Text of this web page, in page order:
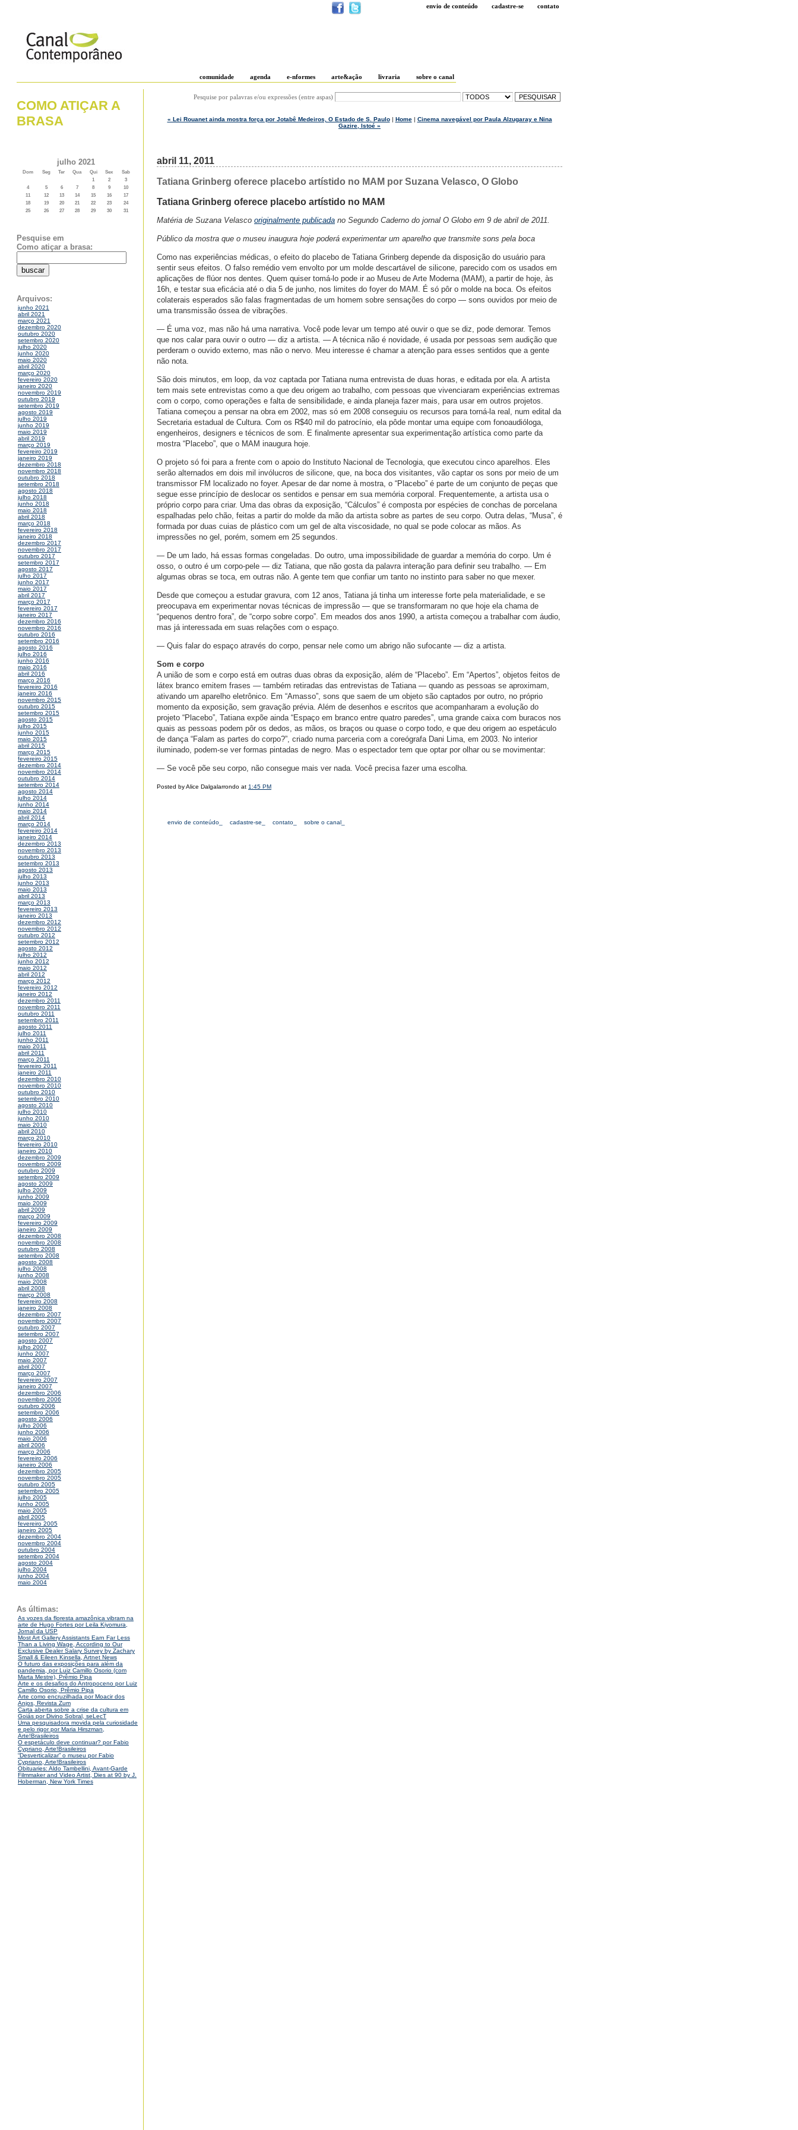
envio de conteúdo cadastre-se contato
comunidade agenda e-nformes arte&ação livraria sobre o canal
COMO ATIÇAR A
BRASA
julho 2021
Dom Seg Ter Qua Qui Sex
Sab
1
2
3
4
5 6 7 8 9
10
11
12 13 14 15 16
17
18
19 20 21 22 23
24
25
26 27 28 29 30 31
Pesquise em
Como atiçar a brasa:
Arquivos:
junho 2021
abril 2021
março 2021
dezembro 2020
outubro 2020
setembro 2020
julho 2020
junho 2020
maio 2020
abril 2020
março 2020
fevereiro 2020
janeiro 2020
novembro 2019
outubro 2019
setembro 2019
agosto 2019
julho 2019
junho 2019
maio 2019
abril 2019
março 2019
fevereiro 2019
janeiro 2019
dezembro 2018
novembro 2018
outubro 2018
setembro 2018
agosto 2018
julho 2018
junho 2018
maio 2018
abril 2018
março 2018
fevereiro 2018
janeiro 2018
dezembro 2017
novembro 2017
outubro 2017
setembro 2017
agosto 2017
julho 2017
junho 2017
maio 2017
abril 2017
março 2017
fevereiro 2017
janeiro 2017
dezembro 2016
novembro 2016
outubro 2016
setembro 2016
agosto 2016
julho 2016
junho 2016
maio 2016
abril 2016
março 2016
fevereiro 2016
janeiro 2016
novembro 2015
outubro 2015
setembro 2015
agosto 2015
julho 2015
junho 2015
maio 2015
abril 2015
março 2015
fevereiro 2015
dezembro 2014
novembro 2014
outubro 2014
setembro 2014
agosto 2014
julho 2014
junho 2014
maio 2014
abril 2014
março 2014
fevereiro 2014
janeiro 2014
dezembro 2013
novembro 2013
outubro 2013
setembro 2013
agosto 2013
julho 2013
junho 2013
maio 2013
abril 2013
março 2013
fevereiro 2013
janeiro 2013
dezembro 2012
novembro 2012
outubro 2012
setembro 2012
agosto 2012
julho 2012
junho 2012
maio 2012
abril 2012
março 2012
fevereiro 2012
janeiro 2012
dezembro 2011
novembro 2011
outubro 2011
setembro 2011
agosto 2011
julho 2011
junho 2011
maio 2011
abril 2011
março 2011
fevereiro 2011
janeiro 2011
dezembro 2010
novembro 2010
outubro 2010
setembro 2010
agosto 2010
julho 2010
junho 2010
maio 2010
abril 2010
março 2010
fevereiro 2010
janeiro 2010
dezembro 2009
novembro 2009
outubro 2009
setembro 2009
agosto 2009
julho 2009
junho 2009
maio 2009
abril 2009
março 2009
fevereiro 2009
janeiro 2009
dezembro 2008
novembro 2008
outubro 2008
setembro 2008
agosto 2008
julho 2008
junho 2008
maio 2008
abril 2008
março 2008
fevereiro 2008
janeiro 2008
dezembro 2007
novembro 2007
outubro 2007
setembro 2007
agosto 2007
julho 2007
junho 2007
maio 2007
abril 2007
março 2007
fevereiro 2007
janeiro 2007
dezembro 2006
novembro 2006
outubro 2006
setembro 2006
agosto 2006
julho 2006
junho 2006
maio 2006
abril 2006
março 2006
fevereiro 2006
janeiro 2006
dezembro 2005
novembro 2005
outubro 2005
setembro 2005
julho 2005
junho 2005
maio 2005
abril 2005
fevereiro 2005
janeiro 2005
dezembro 2004
novembro 2004
outubro 2004
setembro 2004
agosto 2004
julho 2004
junho 2004
maio 2004
As últimas:
As vozes da floresta amazônica vibram na
arte de Hugo Fortes por Leila Kiyomura,
Jornal da USP
Most Art Gallery Assistants Earn Far Less
Than a Living Wage, According to Our
Exclusive Dealer Salary Survey by Zachary
Small & Eileen Kinsella, Artnet News
O futuro das exposições para além da
pandemia, por Luiz Camillo Osorio (com
Marta Mestre), Prêmio Pipa
Arte e os desafios do Antropoceno por Luiz
Camillo Osorio, Prêmio Pipa
Arte como encruzilhada por Moacir dos
Anjos, Revista Zum
Carta aberta sobre a crise da cultura em
Goiás por Divino Sobral, seLecT
Uma pesquisadora movida pela curiosidade
e pelo rigor por Maria Hirszman,
Arte!Brasileiros
O espetáculo deve continuar? por Fabio
Cypriano, Arte!Brasileiros
“Desverticalizar” o museu por Fabio
Cypriano, Arte!Brasileiros
Obituaries: Aldo Tambellini, Avant-Garde
Filmmaker and Video Artist, Dies at 90 by J.
Hoberman, New York Times
Pesquise por palavras e/ou expressões (entre aspas)
« Lei Rouanet ainda mostra força por Jotabê Medeiros, O Estado de S. Paulo| Home| Cinema navegável por Paula Alzugaray e Nina
Gazire, Istoé »
abril 11, 2011
Tatiana Grinberg oferece placebo artístido no MAM por Suzana Velasco, O Globo
Tatiana Grinberg oferece placebo artístido no MAM
Matéria de Suzana Velasco originalmente publicada no Segundo Caderno do jornal O Globo em 9 de abril de 2011.
Público da mostra que o museu inaugura hoje poderá experimentar um aparelho que transmite sons pela boca
Como nas experiências médicas, o efeito do placebo de Tatiana Grinberg depende da disposição do usuário para
sentir seus efeitos. O falso remédio vem envolto por um molde descartável de silicone, parecido com os usados em
aplicações de flúor nos dentes. Quem quiser tomá-lo pode ir ao Museu de Arte Moderna (MAM), a partir de hoje, às
16h, e testar sua eficácia até o dia 5 de junho, nos limites do foyer do MAM. É só pôr o molde na boca. Os efeitos
colaterais esperados são falas fragmentadas de um homem sobre sensações do corpo — sons ouvidos por meio de
uma transmissão óssea de vibrações.
— É uma voz, mas não há uma narrativa. Você pode levar um tempo até ouvir o que se diz, pode demorar. Temos
que nos calar para ouvir o outro — diz a artista. — A técnica não é novidade, é usada por pessoas sem audição que
perderam o ouvido externo, mas não o nervo. Meu interesse é chamar a atenção para esses sentidos que a gente
não nota.
São dois minutos, em loop, da voz captada por Tatiana numa entrevista de duas horas, e editada por ela. A artista
tem mais sete entrevistas como a que deu origem ao trabalho, com pessoas que vivenciaram experiências extremas
com o corpo, como operações e falta de sensibilidade, e ainda planeja fazer mais, para usar em outros projetos.
Tatiana começou a pensar na obra em 2002, mas só em 2008 conseguiu os recursos para torná-la real, num edital da
Secretaria estadual de Cultura. Com os R$40 mil do patrocínio, ela pôde montar uma equipe com fonoaudióloga,
engenheiros, designers e técnicos de som. E finalmente apresentar sua experimentação artística como parte da
mostra “Placebo”, que o MAM inaugura hoje.
O projeto só foi para a frente com o apoio do Instituto Nacional de Tecnologia, que executou cinco aparelhos. Eles
serão alternados em dois mil invólucros de silicone, que, na boca dos visitantes, vão captar os sons por meio de um
transmissor FM localizado no foyer. Apesar de dar nome à mostra, o “Placebo” é parte de um conjunto de peças que
segue esse princípio de deslocar os sentidos e pensar em sua memória corporal. Frequentemente, a artista usa o
próprio corpo para criar. Uma das obras da exposição, “Cálculos” é composta por espécies de conchas de porcelana
espalhadas pelo chão, feitas a partir do molde da mão da artista sobre as partes de seu corpo. Outra delas, “Musa”, é
formada por duas cuias de plástico com um gel de alta viscosidade, no qual se pode colocar as mãos. As
impressões no gel, porém, somem em 25 segundos.
— De um lado, há essas formas congeladas. Do outro, uma impossibilidade de guardar a memória do corpo. Um é
osso, o outro é um corpo-pele — diz Tatiana, que não gosta da palavra interação para definir seu trabalho. — Em
algumas obras se toca, em outras não. A gente tem que confiar um tanto no instinto para saber no que mexer.
Desde que começou a estudar gravura, com 12 anos, Tatiana já tinha um interesse forte pela materialidade, e se
preocupava em experimentar novas técnicas de impressão — que se transformaram no que hoje ela chama de
“pequenos dentro fora”, de “corpo sobre corpo”. Em meados dos anos 1990, a artista começou a trabalhar com áudio,
mas já interessada em suas relações com o espaço.
— Quis falar do espaço através do corpo, pensar nele como um abrigo não sufocante — diz a artista.
Som e corpo
A união de som e corpo está em outras duas obras da exposição, além de “Placebo”. Em “Apertos”, objetos feitos de
látex branco emitem frases — também retiradas das entrevistas de Tatiana — quando as pessoas se aproximam,
ativando um aparelho eletrônico. Em “Amasso”, sons que saem de um objeto são captados por outro, no próprio
momento da exposição, sem gravação prévia. Além de desenhos e escritos que acompanharam a evolução do
projeto “Placebo”, Tatiana expõe ainda “Espaço em branco entre quatro paredes”, uma grande caixa com buracos nos
quais as pessoas podem pôr os dedos, as mãos, os braços ou quase o corpo todo, e que deu origem ao espetáculo
de dança “Falam as partes do corpo?”, criado numa parceria com a coreógrafa Dani Lima, em 2003. No interior
iluminado, podem-se ver formas pintadas de negro. Mas o espectador tem que optar por olhar ou se movimentar:
— Se você põe seu corpo, não consegue mais ver nada. Você precisa fazer uma escolha.
Posted by Alice Dalgalarrondo at 1:45 PM
envio de conteúdo_ cadastre-se_ contato_ sobre o canal_